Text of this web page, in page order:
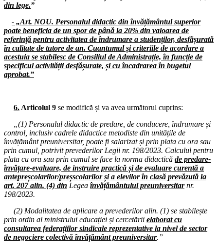
Consiliul Liderilor S.I.P. Județul Hunedoara
09.12.2024
Consiliul de administrație al I.S.J. Hunedoara
06.12.2024
Consiliul de administrație al I.S.J. Hunedoara
03.12.2024
02.12.2024
Consiliul de administrație al I.S.J. Hunedoara
27.11.2024
Biroul Executiv S.I.P. Județul Hunedoara
26.11.2024
Consiliul de administrație al I.S.J. Hunedoara
19.11.2024
Comitetul Local de Dezvoltare a Parteneriatului Social
18.11.2024
Consiliul de administrație al I.S.J. Hunedoara
15.11.2024
Consiliul de administrație al I.S.J. Hunedoara
din lege.”
- „Art. NOU. Personalul didactic din învățământul superior
poate beneficia de un spor de până la 20% din valoarea de
referință pentru activitatea de îndrumare a studenților, desfășurată
în calitate de tutore de an. Cuantumul și criteriile de acordare a
acestuia se stabilesc de Consiliul de Administrație, în funcție de
specificul activității desfășurate, și cu încadrarea în bugetul
aprobat.”
6. Articolul 9 se modifică și va avea următorul cuprins:
„(1) Personalul didactic de predare, de conducere, îndrumare și
control, inclusiv cadrele didactice metodiste din unitățile de
învățământ preuniversitar, poate fi salarizat și prin plata cu ora sau
prin cumul, potrivit prevederilor Legii nr. 198/2023. Calculul pentru
plata cu ora sau prin cumul se face la norma didactică de predare-
învățare-evaluare, de instruire practică și de evaluare curentă a
antepreșcolarilor/preșscolarilor și a elevilor în clasă prevăzută la
art. 207 alin. (4) din Legea învățământului preuniversitarnr.
198/2023.
(2) Modalitatea de aplicare a prevederilor alin. (1) se stabilește
prin ordin al ministrului educației și cercetării elaborat cu
consultarea federațiilor sindicale reprezentative la nivel de sector
de negociere colectivă învățământ preuniversitar.”